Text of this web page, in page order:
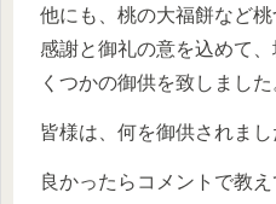
他にも、桃の大福餅など
感謝と御礼の意を込めて
くつかの御供を致しました
皆様は、何を御供されまし
良かったらコメントで教